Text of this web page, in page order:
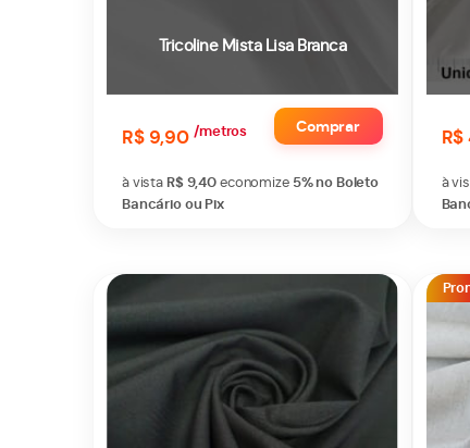
Tricoline Mista Lisa Branca
R$ 9,90 /metros Comprar
à vista R$ 9,40economize 5%no Boleto
Bancário ou Pix
à